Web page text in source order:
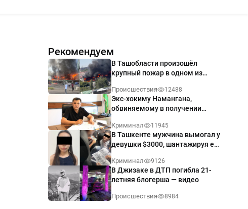
Рекомендуем
В Ташобласти произошёл
крупный пожар в одном из
Происшествия 12488
Экс-хокиму Намангана,
обвиняемому в получении
приговор
Криминал 11945
В Ташкенте мужчина вымогал у
девушки $3000, шантажируя её
Криминал 9126
В Джизаке в ДТП погибла 21-
летняя блогерша — видео
Происшествия 8984